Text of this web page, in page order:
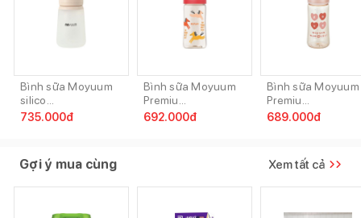
Bình sữa Moyuum
silico...
735.000đ
Bình sữa Moyuum
Premiu...
692.000đ
Bình sữa Moyuum
Premiu...
689.000đ
Gợi ý mua cùng Xem tất cả